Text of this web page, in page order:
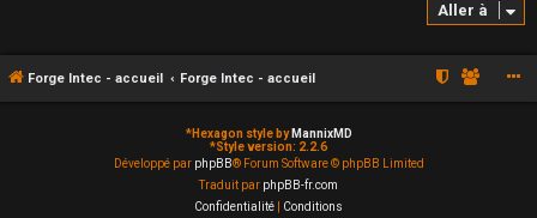
Aller à
Forge Intec - accueil Forge Intec - accueil
*Hexagon style by MannixMD
*Style version: 2.2.6
Développé par phpBB® Forum Software © phpBB Limited
Traduit par phpBB-fr.com
Confidentialité
Conditions